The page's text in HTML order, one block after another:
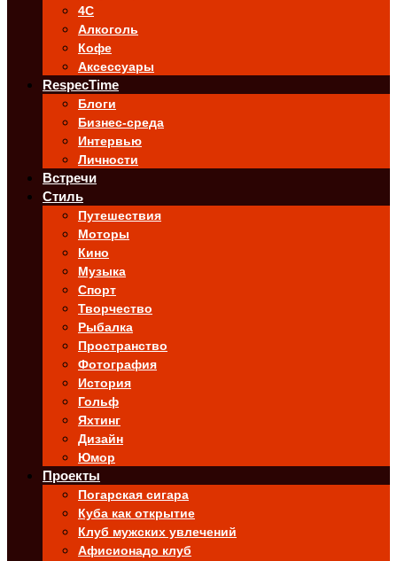
4C
Алкоголь
Кофе
Аксессуары
RespecTime
Блоги
Бизнес-среда
Интервью
Личности
Встречи
Стиль
Путешествия
Моторы
Кино
Музыка
Спорт
Творчество
Рыбалка
Пространство
Фотография
История
Гольф
Яхтинг
Дизайн
Юмор
Проекты
Погарская сигара
Куба как открытие
Клуб мужских увлечений
Афисионадо клуб